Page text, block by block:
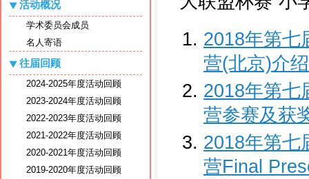
活动概况
学术委员会成员
名人寄语
往届回顾
2024-2025年度活动回顾
2023-2024年度活动回顾
2022-2023年度活动回顾
2021-2022年度活动回顾
2020-2021年度活动回顾
2019-2020年度活动回顾
2018年第七
营(北京)介绍
2018年第七
营参赛及获
2018年第七
营Final